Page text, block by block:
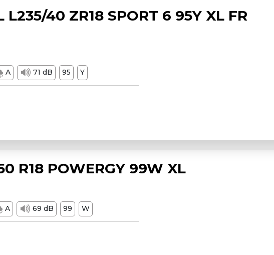
L235/40 ZR18 SPORT 6 95Y XL FR
A 71 dB 95 Y
R18 POWERGY 99W XL
A 69 dB 99 W